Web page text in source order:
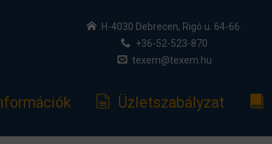
H-4030 Debrecen, Rigó u. 64-66.
+36-52-523-870
texem@texem.hu
Üzletszabályzat